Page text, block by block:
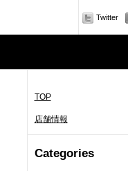
Twitter
TOP
店舗情報
Categories